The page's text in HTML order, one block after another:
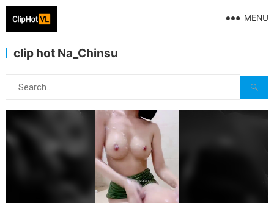
MENU
clip hot Na_Chinsu